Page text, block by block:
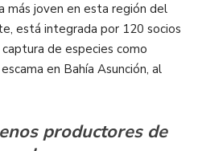
más joven en esta región del
está integrada por 120 socios
de especies como
en Bahía Asunción, al
productores de